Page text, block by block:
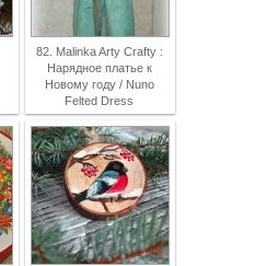
82. Malinka Arty Crafty :
Нарядное платье к
Новому году / Nuno
Felted Dress